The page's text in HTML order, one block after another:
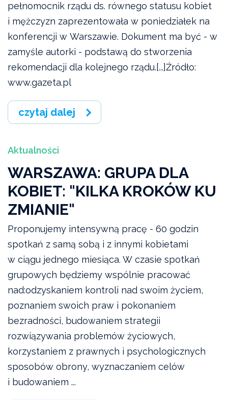
pełnomocnik rządu ds. równego statusu kobiet
i mężczyzn zaprezentowała w poniedziałek na
konferencji w Warszawie. Dokument ma być - w
zamyśle autorki - podstawą do stworzenia
rekomendacji dla kolejnego rządu.[...]Źródło:
www.gazeta.pl
czytaj dalej
Aktualności
WARSZAWA: GRUPA DLA
KOBIET: "KILKA KROKÓW KU
ZMIANIE"
Proponujemy intensywną pracę - 60 godzin
spotkań z samą sobą i z innymi kobietami
w ciągu jednego miesiąca. W czasie spotkań
grupowych będziemy wspólnie pracować
nad:odzyskaniem kontroli nad swoim życiem,
poznaniem swoich praw i pokonaniem
bezradności, budowaniem strategii
rozwiązywania problemów życiowych,
korzystaniem z prawnych i psychologicznych
sposobów obrony, wyznaczaniem celów
i budowaniem ...